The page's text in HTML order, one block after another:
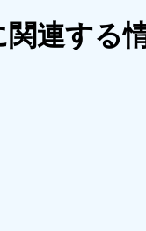
連する